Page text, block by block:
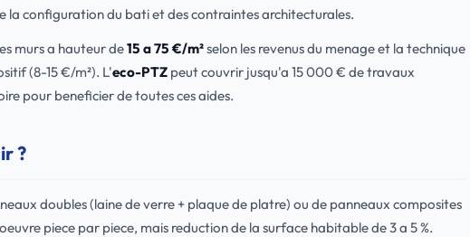
la configuration du bati et des contraintes architecturales.
murs a hauteur de15 a 75 €/m²selon les revenus du menage et la technique
(8-15 €/m²). L'eco-PTZ peut couvrir jusqu'a 15 000 € de travaux
pour beneficier de toutes ces aides.
?
doubles (laine de verre + plaque de platre) ou de panneaux composites
piece par piece, mais reduction de la surface habitable de 3 a 5 %.